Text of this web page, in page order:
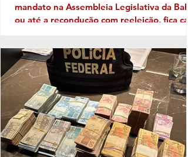
mandato na Assembleia Legislativa da
ou até a recondução com reeleição, fica
Identidade com o eleitor de cada região.
território da Costa do Descobrimento, com
abrangência na Costa das Baleias, ou seja,
no grande Extremo Sul baiano, entre as
tantas candidaturas para ocupar uma vaga
de deputado (a) nas eleições de outubro
próximo a que mais aparece com solidez
política é a da deputada pessed